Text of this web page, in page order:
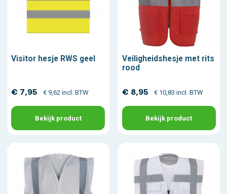
Visitor hesje RWS geel
€ 7,95 € 9,62 incl. BTW
Bekijk product
Veiligheidshesje met rits
rood
€ 8,95 € 10,83 incl. BTW
Bekijk product